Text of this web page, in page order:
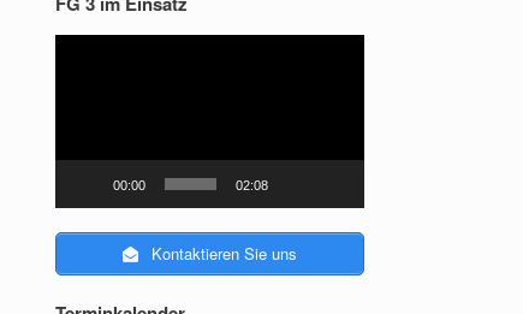
00:00 02:08
Kontaktieren Sie uns